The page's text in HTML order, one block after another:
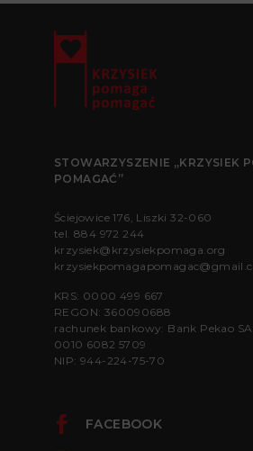
STOWARZYSZENIE „KRZYSIEK
POMAGAĆ”
Ściejowice 176, Liszki 32-060
tel. 884 972 244
krzysiek@krzysiekpomaga.org
KRS: 0000 499 667
REGON: 360090688
rachunek bankowy: Bank Pekao SA
0010 6082 5709
NIP: 944-224-75-70
FACEBOOK